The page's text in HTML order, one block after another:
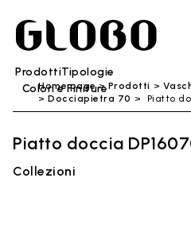
ProdottiTipologie
Colori e Finiture
Home page Prodotti
Docciapietra 70
Piatto
Piatto doccia
Collezioni